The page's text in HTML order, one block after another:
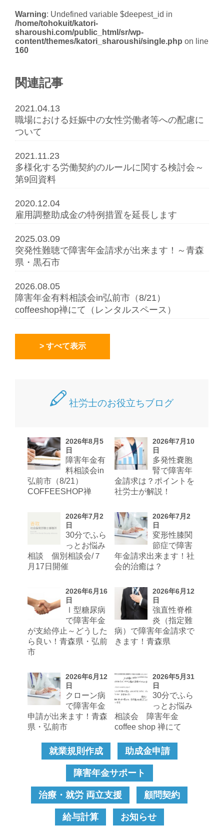
Warning: Undefined variable $deepest_id in
/home/tohokuit/katori-
sharoushi.com/public_html/sr/wp-
content/themes/katori_sharoushi/single.php on line
160
関連記事
2021.04.13
職場における妊娠中の女性労働者等への配慮に
ついて
2021.11.23
多様化する労働契約のルールに関する検討会～
第9回資料
2020.12.04
雇用調整助成金の特例措置を延長します
2025.03.09
突発性難聴で障害年金請求が出来ます！～青森
県・黒石市
2026.08.05
障害年金有料相談会in弘前市（8/21）
coffeeshop禅にて（レンタルスペース）
> すべて表示
社労士のお役立ちブログ
2026年8月5
日
障害年金有
料相談会in
弘前市（8/21）
COFFEESHOP禅
2026年7月10
日
多発性嚢胞
腎で障害年
金請求は？ポイントを
社労士が解説！
2026年7月2
日
30分でふら
っとお悩み
相談 個別相談会/７
月17日開催
2026年7月2
日
変形性膝関
節症で障害
年金請求出来ます！社
会的治癒は？
2026年6月16
日
Ⅰ型糖尿病
で障害年金
が支給停止～どうした
ら良い！青森県・弘前
市
2026年6月12
日
強直性脊椎
炎（指定難
病）で障害年金請求で
きます！青森県
2026年6月12
日
クローン病
で障害年金
申請が出来ます！青森
県・弘前市
2026年5月31
日
30分でふら
っとお悩み
相談会 障害年金
coffee shop 禅にて
就業規則作成 助成金申請
障害年金サポート
治療・就労 両立支援 顧問契約
給与計算 お知らせ